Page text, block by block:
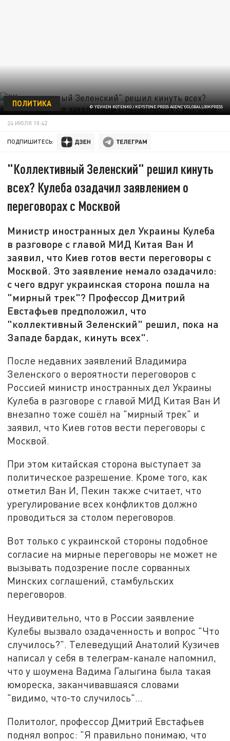
© YEVHEN KOTENKO / KEYSTONE PRESS AGENCY/GLOBALLOOKPRESS
ПОЛИТИКА
24 ИЮЛЯ 10:42
ПОДПИШИТЕСЬ:
"Коллективный Зеленский" решил кинуть
всех? Кулеба озадачил заявлением о
переговорах с Москвой
Министр иностранных дел Украины Кулеба
в разговоре с главой МИД Китая Ван И
заявил, что Киев готов вести переговоры с
Москвой. Это заявление немало озадачило:
с чего вдруг украинская сторона пошла на
"мирный трек"? Профессор Дмитрий
Евстафьев предположил, что
"коллективный Зеленский" решил, пока на
Западе бардак, кинуть всех".
После недавних заявлений Владимира
Зеленского о вероятности переговоров с
Россией министр иностранных дел Украины
Кулеба в разговоре с главой МИД Китая Ван И
внезапно тоже сошёл на "мирный трек" и
заявил, что Киев готов вести переговоры с
Москвой.
При этом китайская сторона выступает за
политическое разрешение. Кроме того, как
отметил Ван И, Пекин также считает, что
урегулирование всех конфликтов должно
проводиться за столом переговоров.
Вот только с украинской стороны подобное
согласие на мирные переговоры не может не
вызывать подозрение после сорванных
Минских соглашений, стамбульских
переговоров.
Неудивительно, что в России заявление
Кулебы вызвало озадаченность и вопрос "Что
случилось?". Телеведущий Анатолий Кузичев
написал у себя в телеграм-канале напомнил,
что у шоумена Вадима Галыгина была такая
юмореска, заканчивавшаяся словами
"видимо, что-то случилось"…
Политолог, профессор Дмитрий Евстафьев
поднял вопрос: "Я правильно понимаю, что